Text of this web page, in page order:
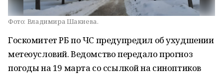
Фото: Владимира Шакиева.
Госкомитет РБ по ЧС предупредил об ухудшении
метеоусловий. Ведомство передало прогноз
погоды на 19 марта со ссылкой на синоптиков